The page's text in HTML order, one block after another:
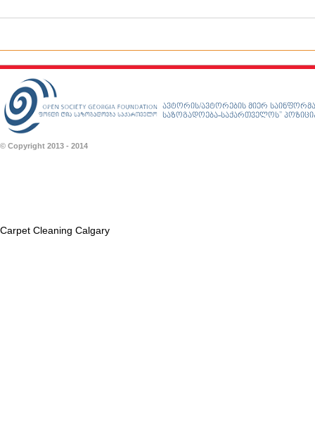
ავტორის/ავტორების მიერ
საზოგადოება-საქართველოს”
© Copyright 2013 - 2014
Carpet Cleaning Calgary